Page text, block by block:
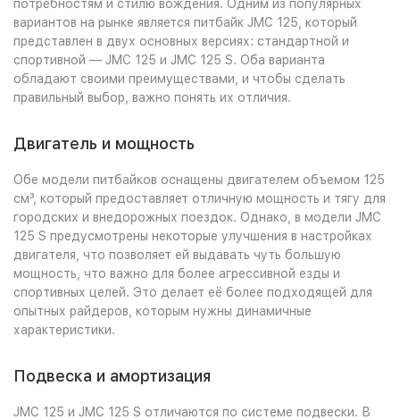
потребностям и стилю вождения. Одним из популярных
вариантов на рынке является питбайк JMC 125, который
представлен в двух основных версиях: стандартной и
спортивной — JMC 125 и JMC 125 S. Оба варианта
обладают своими преимуществами, и чтобы сделать
правильный выбор, важно понять их отличия.
Двигатель и мощность
Обе модели питбайков оснащены двигателем объемом 125
см³, который предоставляет отличную мощность и тягу для
городских и внедорожных поездок. Однако, в модели JMC
125 S предусмотрены некоторые улучшения в настройках
двигателя, что позволяет ей выдавать чуть большую
мощность, что важно для более агрессивной езды и
спортивных целей. Это делает её более подходящей для
опытных райдеров, которым нужны динамичные
характеристики.
Подвеска и амортизация
JMC 125 и JMC 125 S отличаются по системе подвески. В